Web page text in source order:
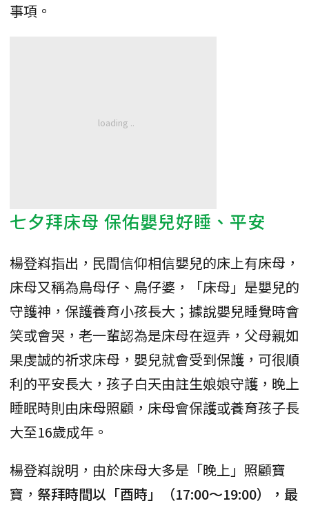
事項。
七夕拜床母 保佑嬰兒好睡、平安
楊登嵙指出，民間信仰相信嬰兒的床上有床母，
床母又稱為鳥母仔、鳥仔婆，「床母」是嬰兒的
守護神，保護養育小孩長大；據說嬰兒睡覺時會
笑或會哭，老一輩認為是床母在逗弄，父母親如
果虔誠的祈求床母，嬰兒就會受到保護，可很順
利的平安長大，孩子白天由註生娘娘守護，晚上
睡眠時則由床母照顧，床母會保護或養育孩子長
大至16歲成年。
楊登嵙說明，由於床母大多是「晚上」照顧寶
寶， 祭拜時間以「酉時」（17:00～19:00），最